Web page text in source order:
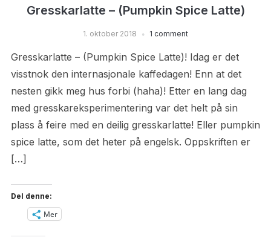
Gresskarlatte – (Pumpkin Spice Latte)
1. oktober 2018 1 comment
Gresskarlatte – (Pumpkin Spice Latte)! Idag er det
visstnok den internasjonale kaffedagen! Enn at det
nesten gikk meg hus forbi (haha)! Etter en lang dag
med gresskareksperimentering var det helt på sin
plass å feire med en deilig gresskarlatte! Eller pumpkin
spice latte, som det heter på engelsk. Oppskriften er
[…]
Del denne:
Mer